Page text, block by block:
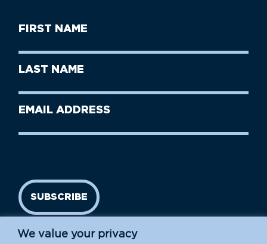
We value your privacy
First
Name
Last
Name
Email
SUBSCRIBE